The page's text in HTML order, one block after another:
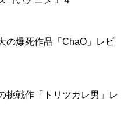
の爆死作品「ChaO」レビ
挑戦作「トリツカレ男」レ